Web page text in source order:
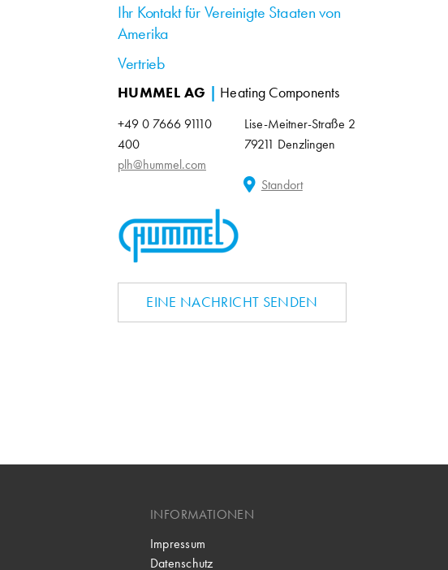
Ihr Kontakt für Vereinigte Staaten von
Amerika
Vertrieb
HUMMEL AG | Heating Components
+49 0 7666 91110
400
plh@hummel.com
Lise-Meitner-Straße 2
79211 Denzlingen
Standort
EINE NACHRICHT SENDEN
INFORMATIONEN
Impressum
Datenschutz